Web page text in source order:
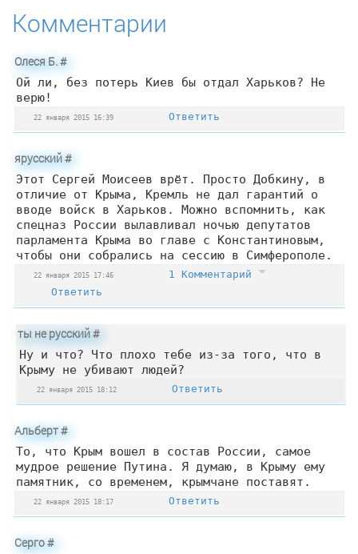
Комментарии
Олеся Б.#
Ой ли, без потерь Киев бы отдал Харьков? Не
верю!
22 января 2015 16:39 Ответить
ярусский#
Этот Сергей Моисеев врёт. Просто Добкину, в
отличие от Крыма, Кремль не дал гарантий о
вводе войск в Харьков. Можно вспомнить, как
спецназ России вылавливал ночью депутатов
парламента Крыма во главе с Константиновым,
чтобы они собрались на сессию в Симферополе.
22 января 2015 17:46
1 Комментарий
Ответить
ты не русский#
Ну и что? Что плохо тебе из-за того, что в
Крыму не убивают людей?
22 января 2015 18:12 Ответить
Альберт#
То, что Крым вошел в состав России, самое
мудрое решение Путина. Я думаю, в Крыму ему
памятник, со временем, крымчане поставят.
22 января 2015 18:17 Ответить
Серго#